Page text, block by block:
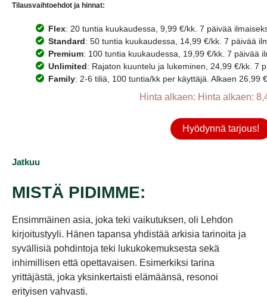
Tilausvaihtoehdot ja hinnat:
Flex: 20 tuntia kuukaudessa, 9,99 €/kk. 7 päivää
Standard: 50 tuntia kuukaudessa, 14,99 €/kk. 7 päivää
Premium: 100 tuntia kuukaudessa, 19,99 €/kk. 7 päivää
Unlimited: Rajaton kuuntelu ja lukeminen, 24,99 €/kk. 7
Family: 2-6 tiliä, 100 tuntia/kk per käyttäjä. Alkaen 26,99
Hinta alkaen: Hinta alkaen:
Hyödynnä tarjous!
Jatkuu
MISTÄ PIDIMME:
Ensimmäinen asia, joka teki vaikutuksen, oli Lehdon
kirjoitustyyli. Hänen tapansa yhdistää arkisia tarinoita ja
syvällisiä pohdintoja teki lukukokemuksesta sekä
inhimillisen että opettavaisen. Esimerkiksi tarina
yrittäjästä, joka yksinkertaisti elämäänsä, resonoi
erityisen vahvasti.